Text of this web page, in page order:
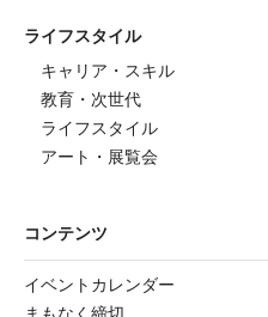
ライフスタイル
キャリア・スキル
教育・次世代
ライフスタイル
アート・展覧会
コンテンツ
イベントカレンダー